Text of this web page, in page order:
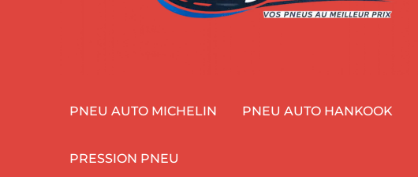
PNEU AUTO MICHELIN PNEU AUTO HANKOOK
PRESSION PNEU